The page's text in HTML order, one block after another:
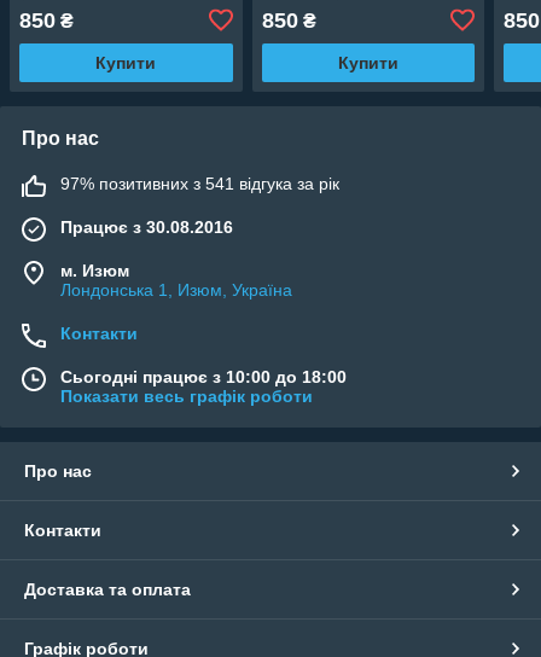
850 ₴
Купити
850₴
Купити
850
Про нас
97% позитивних з 541 відгука за рік
Працює з 30.08.2016
м. Изюм
Лондонська 1, Изюм, Україна
Контакти
Сьогодні працює з 10:00 до 18:00
Показати весь графік роботи
Про нас
Контакти
Доставка та оплата
Графік роботи